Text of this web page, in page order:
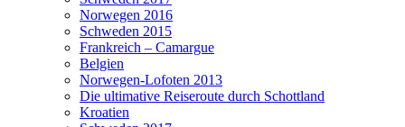
Norwegen 2016
Schweden 2015
Frankreich – Camargue
Belgien
Norwegen-Lofoten 2013
Die ultimative Reiseroute durch Schottland
Kroatien